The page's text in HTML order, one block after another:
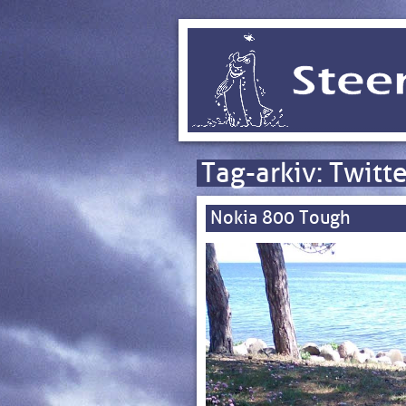
Tag-arkiv:
Nokia 800 Tough